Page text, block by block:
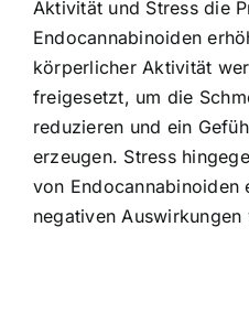
Aktivität und Stress die
Endocannabinoiden
körperlicher Aktivität
freigesetzt, um die
reduzieren und ein
erzeugen. Stress
von Endocannabinoiden
negativen